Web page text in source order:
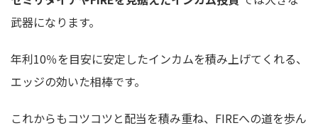
武器になります。
年利10％を目安に安定したインカムを積み上げてくれる、
エッジの効いた相棒です。
これからもコツコツと配当を積み重ね、FIREへの道を歩ん